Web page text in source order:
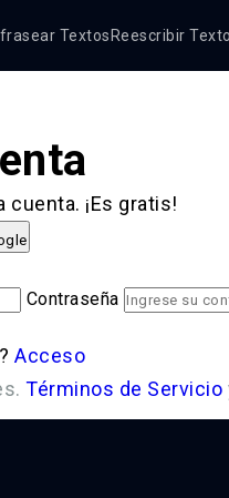
Textos Reescribir
¡Es gratis!
Contraseña
Acceso
Términos de Servicio